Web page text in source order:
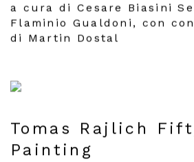
a cura di Cesare Biasini
Flaminio Gualdoni, con
di Martin Dostal
Tomas Rajlich
Painting